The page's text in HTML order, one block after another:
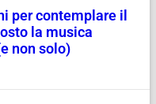
per contemplare il
la musica
non solo)